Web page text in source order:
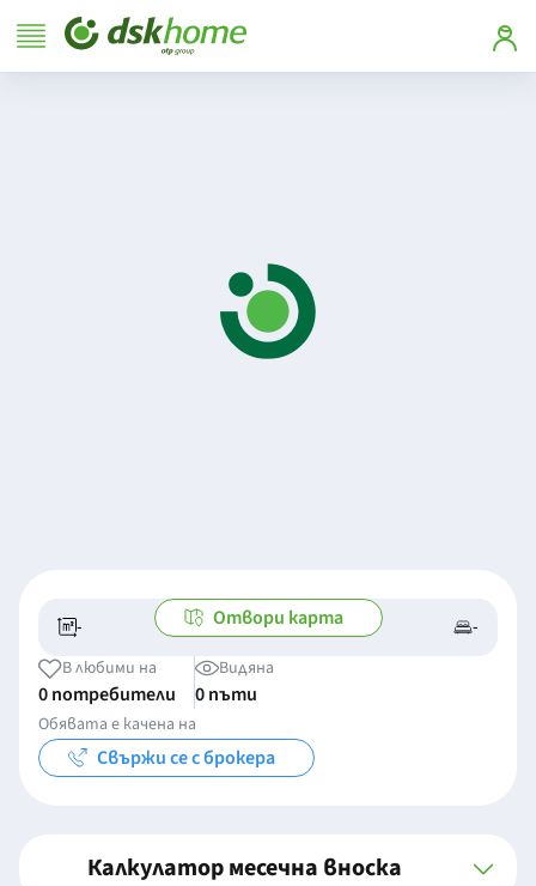
- -/- -
Отвори карта
В любими на
0 потребители
Видяна
0 пъти
Обявата е качена на
Свържи се с брокера
Калкулатор месечна вноска